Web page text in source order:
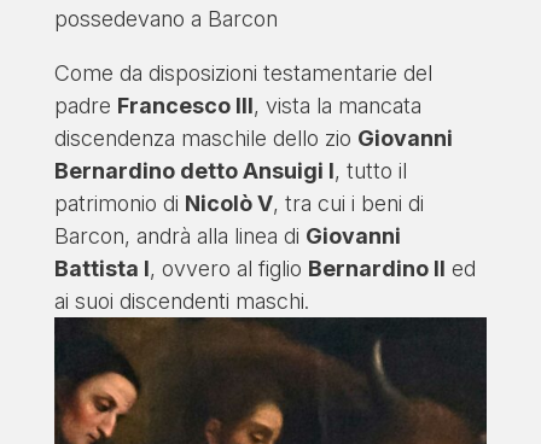
possedevano a Barcon
Come da disposizioni testamentarie del
padre Francesco III, vista la mancata
discendenza maschile dello zio Giovanni
Bernardino detto Ansuigi I, tutto il
patrimonio di Nicolò V, tra cui i beni di
Barcon, andrà alla linea di Giovanni
Battista I, ovvero al figlio Bernardino II ed
ai suoi discendenti maschi.